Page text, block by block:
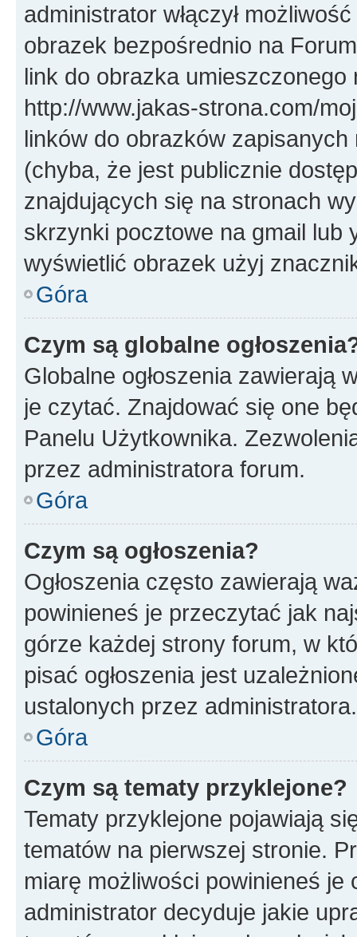
administrator włączył
obrazek bezpośrednio na
link do obrazka
http://www.jakas-strona.com/
linków do obrazków
(chyba, że jest publicznie
znajdujących się na stronach
skrzynki pocztowe na gmail lub
wyświetlić obrazek użyj
Góra
Czym są globalne
Globalne ogłoszenia zawierają
je czytać. Znajdować się one
Panelu Użytkownika.
przez administratora forum.
Góra
Czym są ogłoszenia?
Ogłoszenia często zawierają
powinieneś je przeczytać jak
górze każdej strony forum, w
pisać ogłoszenia jest
ustalonych przez administratora.
Góra
Czym są tematy przyklejone?
Tematy przyklejone pojawiają
tematów na pierwszej stronie.
miarę możliwości powinieneś je
administrator decyduje jakie